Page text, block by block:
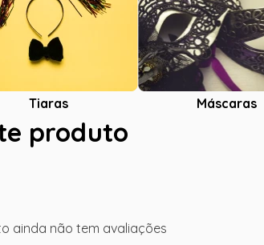
Tiaras Máscaras
produto
ainda não tem avaliações